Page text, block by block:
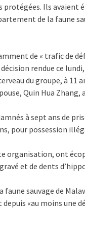
protégées. Ils avaient
de la faune
de « trafic de
décision rendue ce
du groupe, à 11
Quin Hua Zhang,
à sept ans de
pour possession
organisation, ont
et de dents
sauvage de
«au moins une